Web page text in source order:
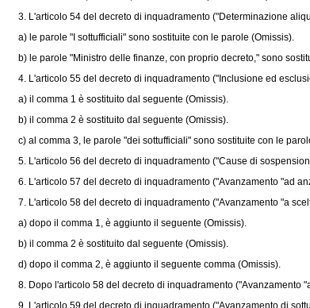
3. L'articolo 54 del decreto di inquadramento ("Determinazione
a) le parole "I sottufficiali" sono sostituite con le parole (Omissis).
b) le parole "Ministro delle finanze, con proprio decreto," sono
4. L'articolo 55 del decreto di inquadramento ("Inclusione ed
a) il comma 1 è sostituito dal seguente (Omissis).
b) il comma 2 è sostituito dal seguente (Omissis).
c) al comma 3, le parole "dei sottufficiali" sono sostituite con le
5. L'articolo 56 del decreto di inquadramento ("Cause di
6. L'articolo 57 del decreto di inquadramento ("Avanzamento "ad
7. L'articolo 58 del decreto di inquadramento ("Avanzamento "a
a) dopo il comma 1, è aggiunto il seguente (Omissis).
b) il comma 2 è sostituito dal seguente (Omissis).
d) dopo il comma 2, è aggiunto il seguente comma (Omissis).
8. Dopo l'articolo 58 del decreto di inquadramento ("Avanzamento
9. L'articolo 59 del decreto di inquadramento ("Avanzamento di